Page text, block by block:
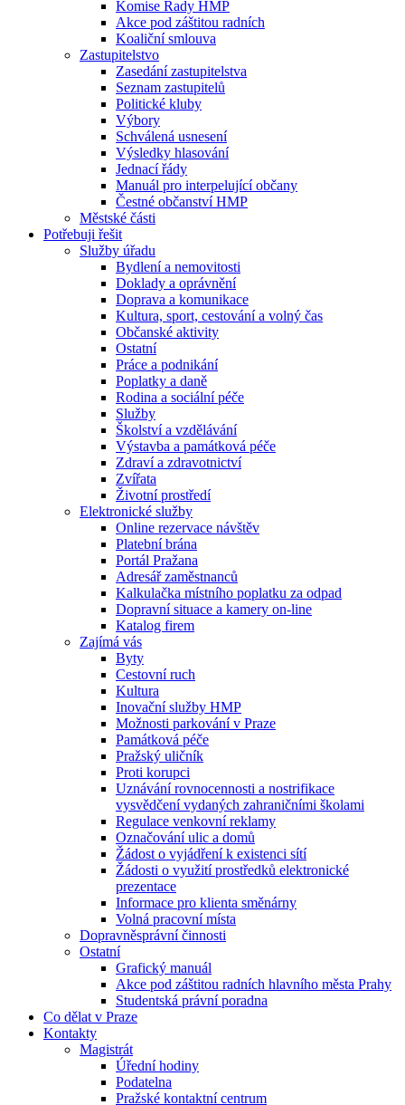
Komise Rady HMP
Akce pod záštitou radních
Koaliční smlouva
Zastupitelstvo
Zasedání zastupitelstva
Seznam zastupitelů
Politické kluby
Výbory
Schválená usnesení
Výsledky hlasování
Jednací řády
Manuál pro interpelující občany
Čestné občanství HMP
Městské části
Potřebuji řešit
Služby úřadu
Bydlení a nemovitosti
Doklady a oprávnění
Doprava a komunikace
Kultura, sport, cestování a volný čas
Občanské aktivity
Ostatní
Práce a podnikání
Poplatky a daně
Rodina a sociální péče
Služby
Školství a vzdělávání
Výstavba a památková péče
Zdraví a zdravotnictví
Zvířata
Životní prostředí
Elektronické služby
Online rezervace návštěv
Platební brána
Portál Pražana
Adresář zaměstnanců
Kalkulačka místního poplatku za odpad
Dopravní situace a kamery on-line
Katalog firem
Zajímá vás
Byty
Cestovní ruch
Kultura
Inovační služby HMP
Možnosti parkování v Praze
Památková péče
Pražský uličník
Proti korupci
Uznávání rovnocennosti a nostrifikace
vysvědčení vydaných zahraničními školami
Regulace venkovní reklamy
Označování ulic a domů
Žádost o vyjádření k existenci sítí
Žádosti o využití prostředků elektronické
prezentace
Informace pro klienta směnárny
Volná pracovní místa
Dopravněsprávní činnosti
Ostatní
Grafický manuál
Akce pod záštitou radních hlavního města Prahy
Studentská právní poradna
Co dělat v Praze
Kontakty
Magistrát
Úřední hodiny
Podatelna
Pražské kontaktní centrum